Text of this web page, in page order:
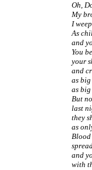
Oh,
My
I
As
and
You
your
and
as big
as
But
last
they
as
Blood
and
with